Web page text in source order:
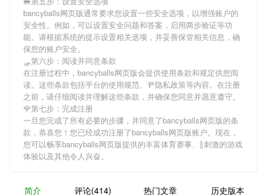
bancyballs网页版通常要求您设置一些安全选项，以增强账户的
安全性。例如，可以设置安全问题和答案，启用两步验证等功
能。请根据系统的提示设置相关选项，并妥善保管相关信息，确
保您的账户安全。
🛷第六步：阅读并同意条款
在注册过程中，bancyballs网页版会提供使用条款和规定供您阅
读。这些条款包括平台的使用规范、🚥隐私政策等内容。在注册
之前，请仔细阅读并理解这些条款，并确保您同意并愿意遵守。
🌹第七步：完成注册
一旦您完成了所有必要的步骤，并同意了bancyballs网页版的条
款，恭喜您！您已经成功注册了bancyballs网页版账户。现在，
您可以畅享bancyballs网页版提供的丰富体育赛事、🍾刺激的游戏
体验以及其他令人兴奋。
简介 评论(414) 热门文章 历史版本